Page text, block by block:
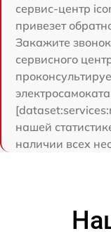
сервис-центр
привезет
Закажите
сервисного
нашей
наличии всех